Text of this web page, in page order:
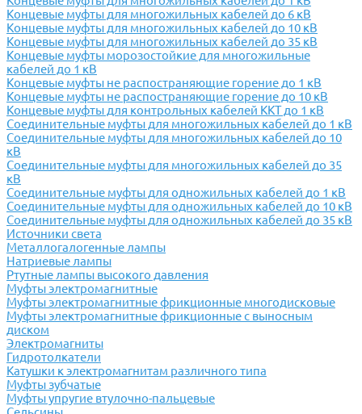
Концевые муфты для многожильных кабелей до 6 кВ
Концевые муфты для многожильных кабелей до 10 кВ
Концевые муфты для многожильных кабелей до 35 кВ
Концевые муфты морозостойкие для многожильные
кабелей до 1 кВ
Концевые муфты не распостраняющие горение до 1 кВ
Концевые муфты не распостраняющие горение до 10 кВ
Концевые муфты для контрольных кабелей ККТ до 1 кВ
Соединительные муфты для многожильных кабелей до 1 кВ
Соединительные муфты для многожильных кабелей до 10
кВ
Соединительные муфты для многожильных кабелей до 35
кВ
Соединительные муфты для одножильных кабелей до 1 кВ
Соединительные муфты для одножильных кабелей до 10 кВ
Соединительные муфты для одножильных кабелей до 35 кВ
Источники света
Металлогалогенные лампы
Натриевые лампы
Ртутные лампы высокого давления
Муфты электромагнитные
Муфты электромагнитные фрикционные многодисковые
Муфты электромагнитные фрикционные с выносным
диском
Электромагниты
Гидротолкатели
Катушки к электромагнитам различного типа
Муфты зубчатые
Муфты упругие втулочно-пальцевые